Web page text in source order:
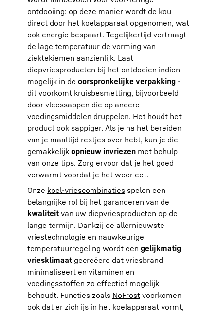
ontdooiing: op deze manier wordt de kou
direct door het koelapparaat opgenomen, wat
ook energie bespaart. Tegelijkertijd vertraagt
de lage temperatuur de vorming van
ziektekiemen aanzienlijk. Laat
diepvriesproducten bij het ontdooien indien
mogelijk in de oorspronkelijke verpakking -
dit voorkomt kruisbesmetting, bijvoorbeeld
door vleessappen die op andere
voedingsmiddelen druppelen. Het houdt het
product ook sappiger. Als je na het bereiden
van je maaltijd restjes over hebt, kun je die
gemakkelijk opnieuw invriezen met behulp
van onze tips. Zorg ervoor dat je het goed
verwarmt voordat je het weer eet.
Onze koel-vriescombinaties spelen een
belangrijke rol bij het garanderen van de
kwaliteit van uw diepvriesproducten op de
lange termijn. Dankzij de allernieuwste
vriestechnologie en nauwkeurige
temperatuurregeling wordt een gelijkmatig
vriesklimaat gecreëerd dat vriesbrand
minimaliseert en vitaminen en
voedingsstoffen zo effectief mogelijk
behoudt. Functies zoals NoFrost voorkomen
ook dat er zich ijs in het koelapparaat vormt,